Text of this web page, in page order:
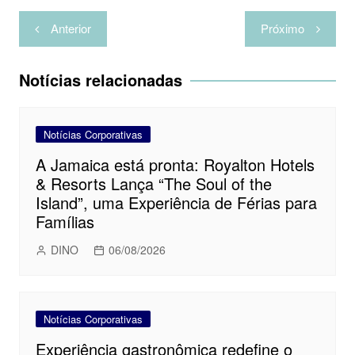
Navegação
de
Post
Anterior Próximo
Notícias relacionadas
Notícias Corporativas
A Jamaica está pronta: Royalton Hotels
& Resorts Lança “The Soul of the
Island”, uma Experiência de Férias para
Famílias
DINO 06/08/2026
Notícias Corporativas
Experiência gastronômica redefine o